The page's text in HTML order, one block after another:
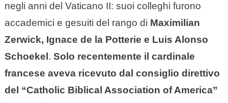
negli anni del Vaticano II: suoi colleghi furono
accademici e gesuiti del rango di Maximilian
Zerwick, Ignace de la Potterie e Luis Alonso
Schoekel . Solo recentemente il cardinale
francese aveva ricevuto dal consiglio direttivo
del “Catholic Biblical Association of America”